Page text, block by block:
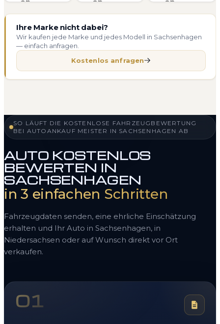
Ihre Marke nicht dabei?
Wir kaufen jede Marke und jedes Modell in Sachsenhagen
— einfach anfragen.
Kostenlos anfragen
SO LÄUFT DIE KOSTENLOSE FAHRZEUGBEWERTUNG
BEI AUTOANKAUF MEISTER IN SACHSENHAGEN AB
AUTO KOSTENLOS
BEWERTEN IN
SACHSENHAGEN
in 3 einfachen Schritten
Fahrzeugdaten senden, eine ehrliche Einschätzung
erhalten und Ihr Auto in Sachsenhagen, in
Niedersachsen oder auf Wunsch direkt vor Ort
verkaufen.
01